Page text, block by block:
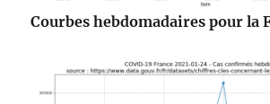
Courbes hebdomadaires pour la